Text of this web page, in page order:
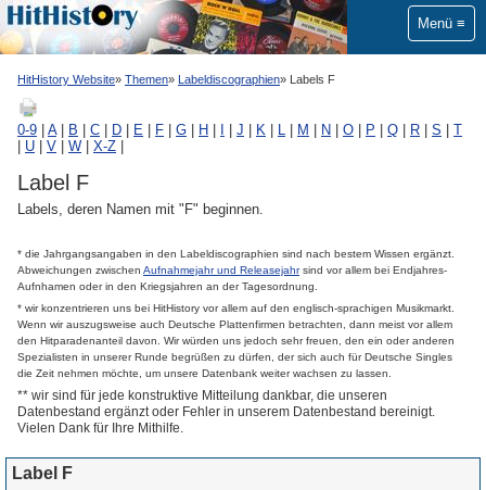
Menü
HitHistory Website Themen Labeldiscographien Labels F
0-9 A| B C D E F G H J K L M N O P Q R S
T
U V W X-Z
Label F
Labels, deren Namen mit "F" beginnen.
* die Jahrgangsangaben in den Labeldiscographien sind nach bestem Wissen ergänzt.
Abweichungen zwischen Aufnahmejahr und Releasejahrsind vor allem bei Endjahres-
Aufnhamen oder in den Kriegsjahren an der Tagesordnung.
* wir konzentrieren uns bei HitHistory vor allem auf den englisch-sprachigen Musikmarkt.
Wenn wir auszugsweise auch Deutsche Plattenfirmen betrachten, dann meist vor allem
den Hitparadenanteil davon. Wir würden uns jedoch sehr freuen, den ein oder anderen
Spezialisten in unserer Runde begrüßen zu dürfen, der sich auch für Deutsche Singles
die Zeit nehmen möchte, um unsere Datenbank weiter wachsen zu lassen.
** wir sind für jede konstruktive Mitteilung dankbar, die unseren
Datenbestand ergänzt oder Fehler in unserem Datenbestand bereinigt.
Vielen Dank für Ihre Mithilfe.
Label F